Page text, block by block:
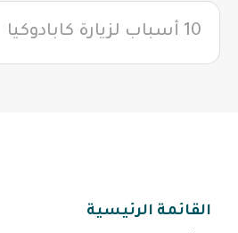
10 أسباب لزيارة كابادوكيا
القائمة الرئيسية